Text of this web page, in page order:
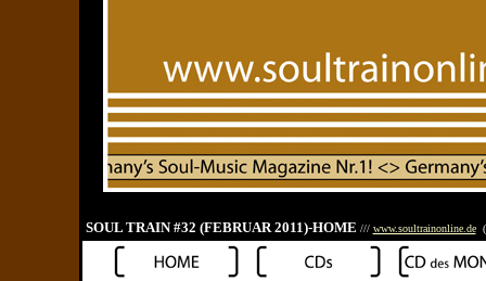
SOUL TRAIN #32 (FEBRUAR 2011)-HOME /// www.soultrainonline.de(